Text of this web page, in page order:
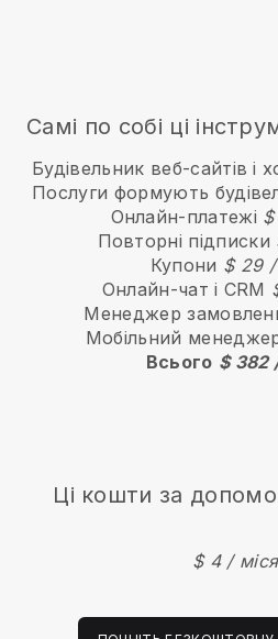
Самі по собі ці
Будівельник веб-сайтів і
Послуги формують
Онлайн-платежі $
Повторні підписки
Купони $ 29 /
Онлайн-чат і CRM
Менеджер
Мобільний
Всього $ 382
Ці кошти за
$ 4 /